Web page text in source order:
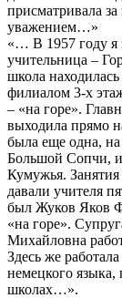
присматривала
уважением…»
«… В 1957 году я
учительница –
школа
филиалом 3-х
– «на горе».
выходила прямо
была еще одна,
Большой Сопчи,
Кумужья.
давали учителя
был Жуков Яков
«на горе».
Михайловна
Здесь же
немецкого языка,
школах…».